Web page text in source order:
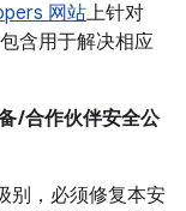
网站上针对
含用于解决相应
/合作伙伴安全公
别，必须修复本安